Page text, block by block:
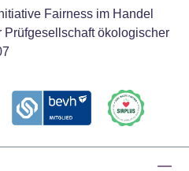
Fairness im Handel
Prüfgesellschaft ökologischer